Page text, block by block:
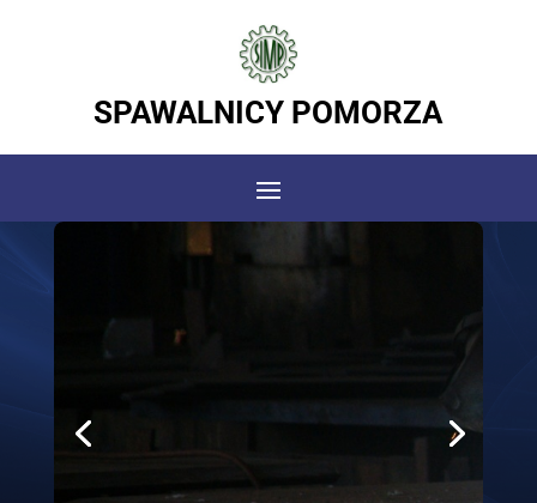
SPAWALNICY POMORZA